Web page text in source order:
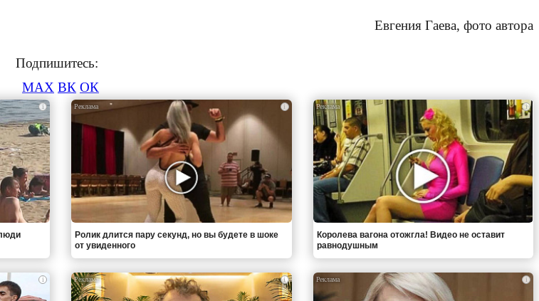
Евгения Гаева, фото автора
Подпишитесь:
MAX ВК ОК
i i
Ролик длится пару секунд, но вы будете в шоке
от увиденного
i
Королева вагона отожгла! Видео не оставит
равнодушным
i i i